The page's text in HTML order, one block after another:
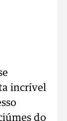
incrível
do